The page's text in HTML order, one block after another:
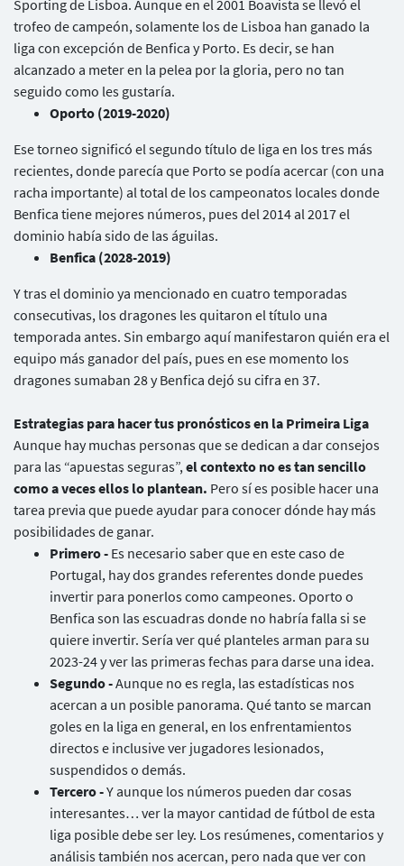
Sporting de Lisboa. Aunque en el 2001 Boavista se llevó el
trofeo de campeón, solamente los de Lisboa han ganado la
liga con excepción de Benfica y Porto. Es decir, se han
alcanzado a meter en la pelea por la gloria, pero no tan
seguido como les gustaría.
Oporto (2019-2020)
Ese torneo significó el segundo título de liga en los tres más
recientes, donde parecía que Porto se podía acercar (con una
racha importante) al total de los campeonatos locales donde
Benfica tiene mejores números, pues del 2014 al 2017 el
dominio había sido de las águilas.
Benfica (2028-2019)
Y tras el dominio ya mencionado en cuatro temporadas
consecutivas, los dragones les quitaron el título una
temporada antes. Sin embargo aquí manifestaron quién era el
equipo más ganador del país, pues en ese momento los
dragones sumaban 28 y Benfica dejó su cifra en 37.
Estrategias para hacer tus pronósticos en la Primeira Liga
Aunque hay muchas personas que se dedican a dar consejos
para las “apuestas seguras”,el contexto no es tan sencillo
como a veces ellos lo plantean. Pero sí es posible hacer una
tarea previa que puede ayudar para conocer dónde hay más
posibilidades de ganar.
Primero - Es necesario saber que en este caso de
Portugal, hay dos grandes referentes donde puedes
invertir para ponerlos como campeones. Oporto o
Benfica son las escuadras donde no habría falla si se
quiere invertir. Sería ver qué planteles arman para su
2023-24 y ver las primeras fechas para darse una idea.
Segundo -Aunque no es regla, las estadísticas nos
acercan a un posible panorama. Qué tanto se marcan
goles en la liga en general, en los enfrentamientos
directos e inclusive ver jugadores lesionados,
suspendidos o demás.
Tercero -Y aunque los números pueden dar cosas
interesantes… ver la mayor cantidad de fútbol de esta
liga posible debe ser ley. Los resúmenes, comentarios y
análisis también nos acercan, pero nada que ver con
Usuarios